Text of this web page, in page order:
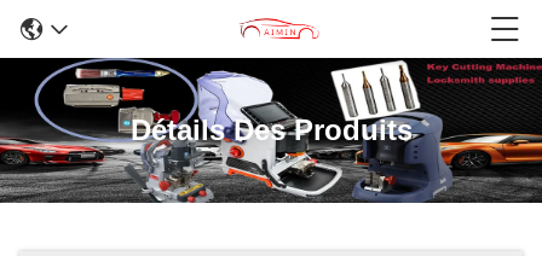
Détails Des Produits